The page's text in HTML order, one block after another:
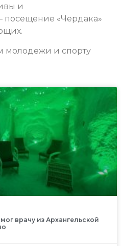
и
посещение «Чердака»
молодежи и спорту
врачу из Архангельской